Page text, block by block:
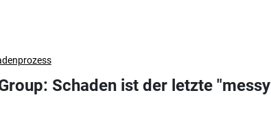
Schaden ist der letzte "messy